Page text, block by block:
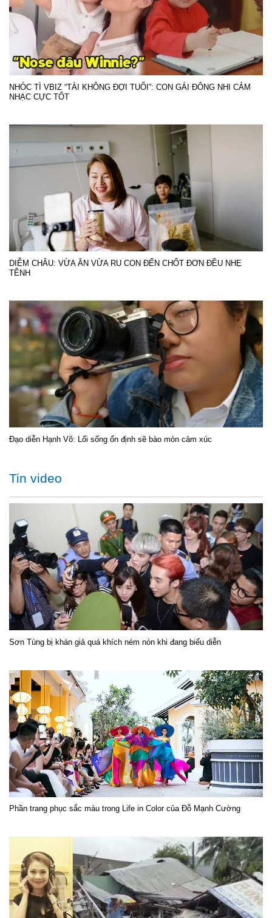
NHÓC TÌ VBIZ “TÀI KHÔNG ĐỢI TUỔI”: CON GÁI ĐÔNG NHI CẢM
NHẠC CỰC TỐT
DIỄM CHÂU: VỪA ĂN VỪA RU CON ĐẾN CHỐT ĐƠN ĐỀU NHẸ
TÊNH
Đạo diễn Hạnh Võ: Lối sống ổn định sẽ bào mòn cảm xúc
Tin video
Sơn Tùng bị khán giả quá khích ném nón khi đang biểu diễn
Phần trang phục sắc màu trong Life in Color của Đỗ Mạnh Cường